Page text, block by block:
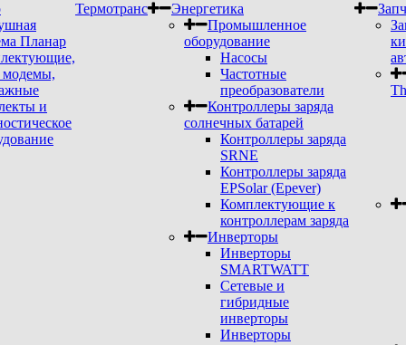
Планар
модемы,
и
Термотранс
Энергетика
Промышленное
оборудование
Насосы
Частотные
преобразователи
Контроллеры заряда
солнечных батарей
Контроллеры заряда
SRNE
Контроллеры заряда
EPSolar (Epever)
Комплектующие к
контроллерам заряда
Инверторы
Инверторы
SMARTWATT
Сетевые и
гибридные
инверторы
Инверторы